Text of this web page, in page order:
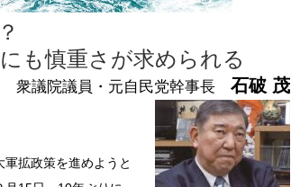
も慎重さが求められる
衆議院議員・元自民党幹事長 石破 茂
拡政策を進めようと